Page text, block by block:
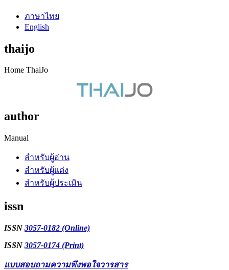
ภาษาไทย
English
thaijo
Home ThaiJo
author
Manual
สำหรับผู้อ่าน
สำหรับผู้แต่ง
สำหรับผู้ประเมิน
issn
ISSN 3057-0182 (Online)
ISSN 3057-0174 (Print)
แบบสอบถามความพึงพอใจวารสาร